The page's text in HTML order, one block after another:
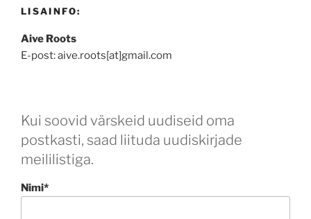
LISAINFO:
Aive Roots
E-post: aive.roots[at]gmail.com
Kui soovid värskeid uudiseid oma
postkasti, saad liituda uudiskirjade
meililistiga.
Nimi*